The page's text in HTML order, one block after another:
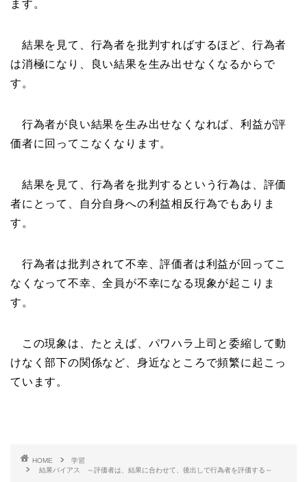
ます。
結果を見て、行為者を批判すればするほど、行為者
は消極になり、良い結果を生み出せなくなるからで
す。
行為者が良い結果を生み出せなくなれば、利益が評
価者に回ってこなくなります。
結果を見て、行為者を批判するという行為は、評価
者にとって、自分自身への利益相反行為でもありま
す。
行為者は批判されて不幸、評価者は利益が回ってこ
なくなって不幸、全員が不幸になる現象が起こりま
す。
この現象は、たとえば、パワハラ上司と委縮して動
けなく部下の関係など、身近なところで頻繁に起こっ
ています。
HOME
学習
結果バイアス ～評価者は、結果に合わせて、後出しで行為者を評価する～